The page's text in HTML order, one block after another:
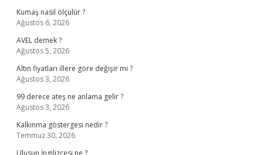
Kumaş nasıl ölçülür ?
Ağustos 6, 2026
AVEL demek ?
Ağustos 5, 2026
Altın fiyatları illere göre değişir mi ?
Ağustos 3, 2026
99 derece ateş ne anlama gelir ?
Ağustos 3, 2026
Kalkınma göstergesi nedir ?
Temmuz 30, 2026
Ulusun İngilizcesi ne ?